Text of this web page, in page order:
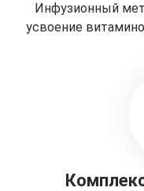
Инфузионный
усвоение